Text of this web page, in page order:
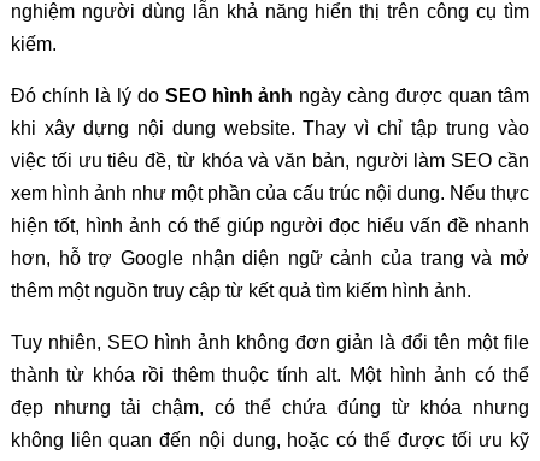
nghiệm người dùng lẫn khả năng hiển thị trên công cụ tìm
kiếm.
Đó chính là lý do SEO hình ảnh ngày càng được quan tâm
khi xây dựng nội dung website. Thay vì chỉ tập trung vào
việc tối ưu tiêu đề, từ khóa và văn bản, người làm SEO cần
xem hình ảnh như một phần của cấu trúc nội dung. Nếu thực
hiện tốt, hình ảnh có thể giúp người đọc hiểu vấn đề nhanh
hơn, hỗ trợ Google nhận diện ngữ cảnh của trang và mở
thêm một nguồn truy cập từ kết quả tìm kiếm hình ảnh.
Tuy nhiên, SEO hình ảnh không đơn giản là đổi tên một file
thành từ khóa rồi thêm thuộc tính alt. Một hình ảnh có thể
đẹp nhưng tải chậm, có thể chứa đúng từ khóa nhưng
không liên quan đến nội dung, hoặc có thể được tối ưu kỹ